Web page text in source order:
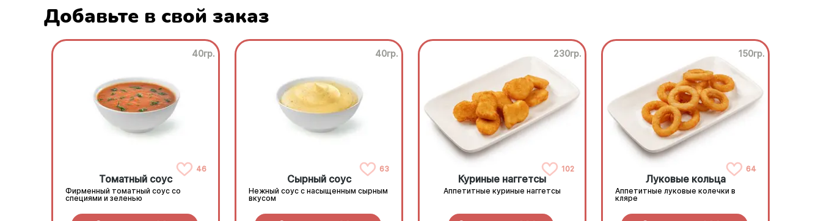
Добавьте в свой заказ
40гр.
46
Томатный соус
Фирменный томатный соус со
специями и зеленью
40гр.
63
Сырный соус
Нежный соус с насыщенным сырным
вкусом
230гр.
102
Куриные наггетсы
Аппетитные куриные наггетсы
150гр.
64
Луковые кольца
Аппетитные луковые колечки в
кляре